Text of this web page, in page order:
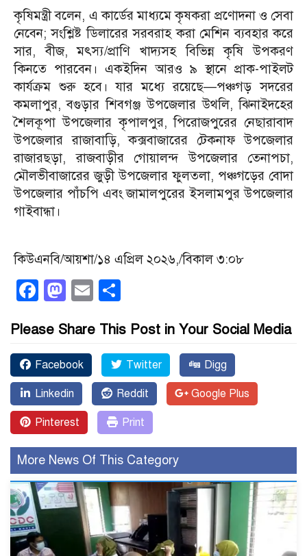
কৃষিমন্ত্রী বলেন, এ কার্ডের মাধ্যমে কৃষকরা প্রণোদনা ও সেবা
নেবেন; সংশ্লিষ্ট ডিলারের সরবরাহ করা মেশিন ব্যবহার করে
সার, বীজ, মৎস্য/প্রাণি খাদ্যসহ বিভিন্ন কৃষি উপকরণ
কিনতে পারবেন।একইদিন আরও ৯ স্থানে প্রাক-পাইলট
কার্যক্রম শুরু হবে। যার মধ্যে রয়েছে—পঞ্চগড় সদরের
কমলাপুর, বগুড়ার শিবগঞ্জ উপজেলার উথলি, ঝিনাইদহের
শৈলকূপা উপজেলার কৃপালপুর, পিরোজপুরের নেছারাবাদ
উপজেলার রাজাবাড়ি, কক্সবাজারের টেকনাফ উপজেলার
রাজারছড়া, রাজবাড়ীর গোয়ালন্দ উপজেলার তেনাপচা,
মৌলভীবাজারের জুড়ী উপজেলার ফুলতলা, পঞ্চগড়ের বোদা
উপজেলার পাঁচপি এবং জামালপুরের ইসলামপুর উপজেলার
গাইবান্ধা।
কিউএনবি/আয়শা/১৪ এপ্রিল ২০২৬,/বিকাল ৩:০৮
Facebook
Mastodon
Email
Please Share This Post in Your Social Media
Facebook Twitter Digg
Linkedin Reddit Google Plus
Pinterest Print
More News Of This Category